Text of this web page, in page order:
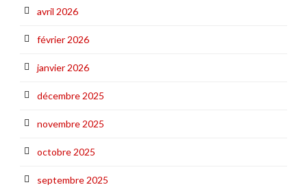
avril 2026
février 2026
janvier 2026
décembre 2025
novembre 2025
octobre 2025
septembre 2025